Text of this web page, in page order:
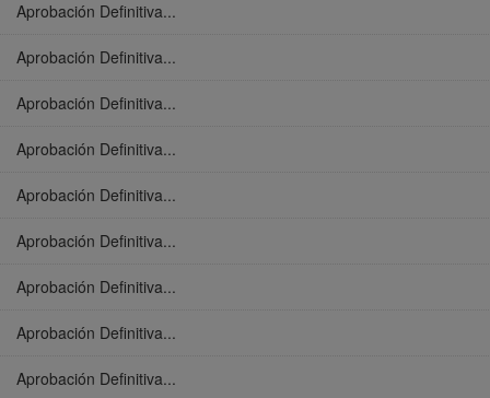
Aprobación Definitiva...
Aprobación Definitiva...
Aprobación Definitiva...
Aprobación Definitiva...
Aprobación Definitiva...
Aprobación Definitiva...
Aprobación Definitiva...
Aprobación Definitiva...
Aprobación Definitiva...